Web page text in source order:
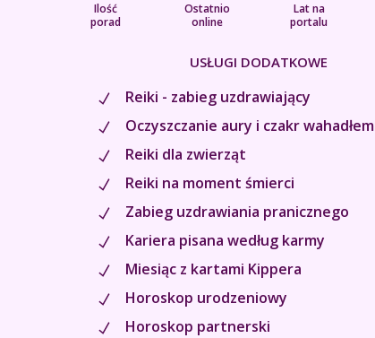
Ilość
porad
Ostatnio
online
Lat na
portalu
USŁUGI DODATKOWE
Reiki - zabieg uzdrawiający
Oczyszczanie aury i czakr wahadłem
Reiki dla zwierząt
Reiki na moment śmierci
Zabieg uzdrawiania pranicznego
Kariera pisana według karmy
Miesiąc z kartami Kippera
Horoskop urodzeniowy
Horoskop partnerski